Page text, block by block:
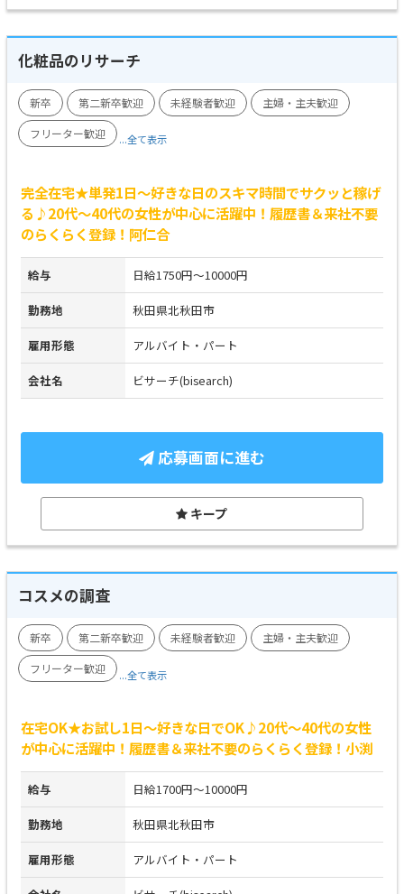
化粧品のリサーチ
新卒 第二新卒歓迎 未経験者歓迎
主婦・主夫歓迎
フリーター歓迎
...全て表示
完全在宅★単発1日～好きな日のスキマ時間でサクッと稼げ
る♪20代～40代の女性が中心に活躍中！履歴書＆来社不要
のらくらく登録！阿仁合
給与 日給1750円～10000円
勤務地 秋田県北秋田市
雇用形態 アルバイト・パート
会社名 ビサーチ(bisearch)
応募画面に進む
キープ
コスメの調査
新卒 第二新卒歓迎 未経験者歓迎
主婦・主夫歓迎
フリーター歓迎
...全て表示
在宅OK★お試し1日～好きな日でOK♪20代～40代の女性
が中心に活躍中！履歴書＆来社不要のらくらく登録！小渕
給与 日給1700円～10000円
勤務地 秋田県北秋田市
雇用形態 アルバイト・パート